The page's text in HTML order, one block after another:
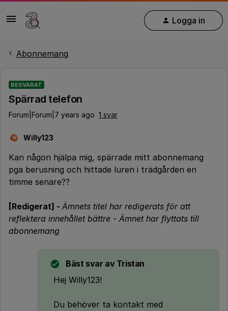
Logga in
Abonnemang
BESVARAT
Spärrad telefon
Forum|Forum|7 years ago 1 svar
W Willy123
Kan någon hjälpa mig, spärrade mitt abonnemang
pga berusning och hittade luren i trädgården en
timme senare??
[Redigerat] - Ämnets titel har redigerats för att
reflektera innehållet bättre - Ämnet har flyttats till
abonnemang
Bäst svar av Tristan
Hej Willy123!
Du behöver ta kontakt med